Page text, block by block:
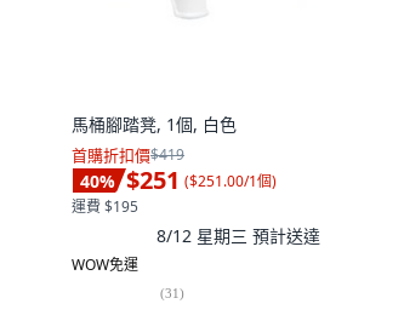
馬桶腳踏凳, 1個, 白色
首購折扣價$419
40% $251 ($251.00/1個)
運費 $195
8/12 星期三 預計送達
WOW免運
(31)